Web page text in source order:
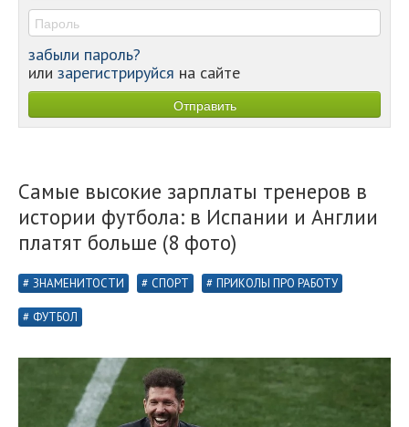
забыли пароль?
или зарегистрируйся на сайте
Самые высокие зарплаты тренеров в
истории футбола: в Испании и Англии
платят больше (8 фото)
ЗНАМЕНИТОСТИ СПОРТ ПРИКОЛЫ ПРО РАБОТУ
ФУТБОЛ